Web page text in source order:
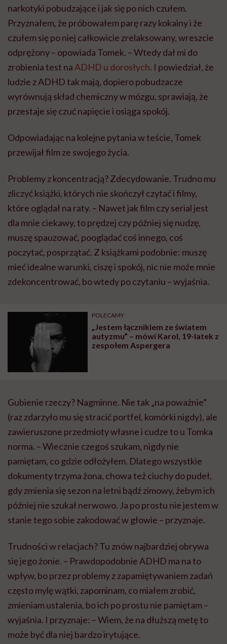
narkotyki pobudzające i jak się po nich czułem.
Przyznałem, że próbowałem parę razy kokainy i że
czułem się po niej całkowicie zrelaksowany, wreszcie
odprężony – opowiada Tomek. – Wtedy dał mi do
zrobienia test na ADHD u dorosłych. I powiedział, że
ludzie z ADHD tak mają, dopiero pobudzacze
wyrównują skład chemiczny w mózgu, sprawiają, że
przestaje się czuć napięcie i osiąga spokój.
Odpowiadając na kolejne pytania w teście, Tomek
przewijał film ze swojego życia.
Problemy z koncentracją? Zdecydowanie. Trudno mu
zliczyć książki, których nie skończył czytać i filmy,
które oglądał na raty. – Nawet jak film czy serial jest
dla mnie ciekawy, to prędzej czy później się nudzę,
muszę spauzować, pooglądać coś innego, coś
poczytać, posprzątać. Z książkami podobnie: muszę
mieć idealne warunki, ciszę i spokój, nic nie może mnie
zdekoncentrować, bo wtedy po czytaniu – wyjaśnia.
POLECAMY
„Jestem łącznikiem ze światem
autyzmu” – mówi Karol, 19-latek z
zespołem Aspergera
Gubienie rzeczy? Nagminne. Nie tak „na poważnie”
(raz zdarzyło mu się stracić portfel, komórki nigdy), ale
zawieruszone przedmioty własne i cudze to u Tomka
norma. – Wiecznie czegoś szukam, nigdy nie
pamiętam, co gdzie odłożyłem. Dlatego wszystkie
dokumenty trzyma żona, chowa też ciuchy do pudeł,
gdy zmienia się sezon na letni bądź zimowy, żebym ich
później nie szukał nerwowo. Ja po prostu nie jestem w
stanie tego sobie zakodować w głowie – przyznaje.
Trudności w relacjach? Tu znów najbardziej obrywa
się jego żonie. – Prawdopodobnie ADHD ma na to
wpływ, bo przez problemy z zapamiętywaniem zadań
często mylę wątki, zapominam, co miałem zrobić,
zmieniam ustalenia, bo ich po prostu nie pamiętam –
wyjaśnia. I przyznaje: – Wiem, że na dłuższą metę to
może być dla niej bardzo irytujące.